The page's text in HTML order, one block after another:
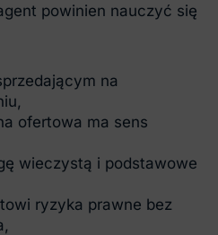
powinien nauczyć się
na
ofertowa ma sens
wieczystą i podstawowe
ryzyka prawne bez